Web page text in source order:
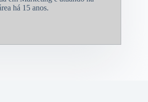
há 15 anos.